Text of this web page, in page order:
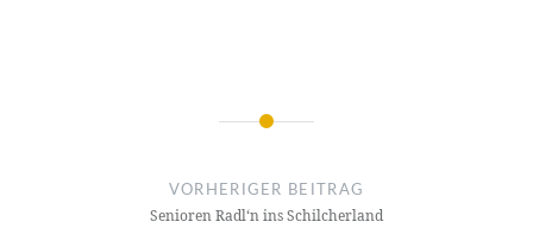
Beitragsnavigation
VORHERIGER BEITRAG
Senioren Radl‘n ins Schilcherland